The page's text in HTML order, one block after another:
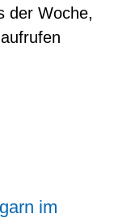
der Woche,
im